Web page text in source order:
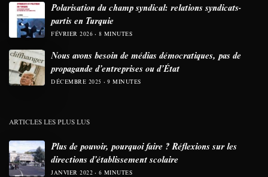
Polarisation du champ syndical: relations syndicats-
partis en Turquie
FÉVRIER 2026 8 MINUTES
Nous avons besoin de médias démocratiques, pas de
propagande d’entreprises ou d’État
DÉCEMBRE 2025 9 MINUTES
ARTICLES LES PLUS LUS
Plus de pouvoir, pourquoi faire ? Réflexions sur les
directions d’établissement scolaire
JANVIER 2022 6 MINUTES